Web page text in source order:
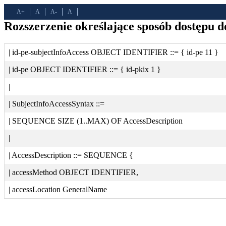
A+ A A- A
Rozszerzenie określające sposób dostępu
| id-pe-subjectInfoAccess OBJECT IDENTIFIER ::= { id-pe 11 }
| id-pe OBJECT IDENTIFIER ::= { id-pkix 1 }
|
| SubjectInfoAccessSyntax ::=
| SEQUENCE SIZE (1..MAX) OF AccessDescription
|
| AccessDescription ::= SEQUENCE {
| accessMethod OBJECT IDENTIFIER,
| accessLocation GeneralName